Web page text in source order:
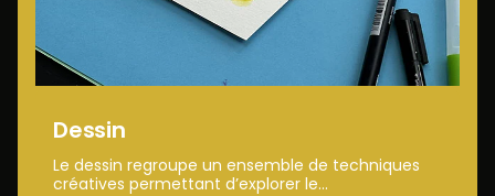
Dessin
Le dessin regroupe un ensemble de techniques
créatives permettant d’explorer le...